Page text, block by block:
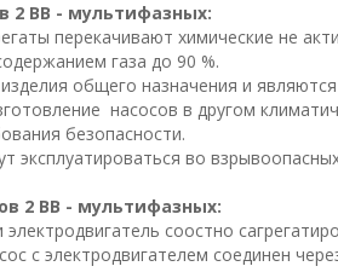
2 ВВ - мультифазных:
перекачивают химические не
газа до 90 %.
общего назначения и
насосов в другом
безопасности.
эксплуатироваться во
2 ВВ - мультифазных:
электродвигатель соостно
с электродвигателем соединен